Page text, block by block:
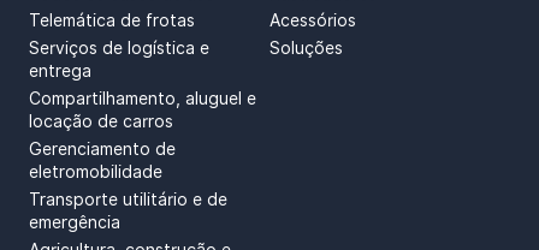
Telemática de frotas
Serviços de logística e
entrega
Compartilhamento, aluguel e
locação de carros
Gerenciamento de
eletromobilidade
Transporte utilitário e de
emergência
Acessórios
Soluções